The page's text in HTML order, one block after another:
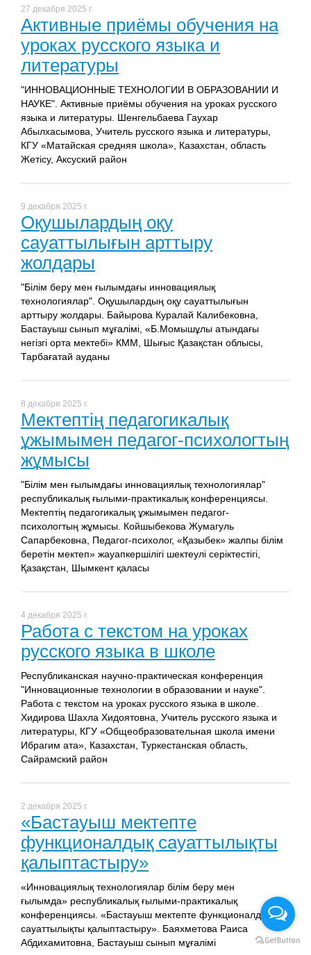
27 декабря 2025 г.
Активные приёмы обучения на
уроках русского языка и
литературы
"ИННОВАЦИОННЫЕ ТЕХНОЛОГИИ В ОБРАЗОВАНИИ И
НАУКЕ". Активные приёмы обучения на уроках русского
языка и литературы. Шенгельбаева Гаухар
Абылхасымова, Учитель русского языка и литературы,
КГУ «Матайская средняя школа», Казахстан, область
Жетісу, Аксуский район
9 декабря 2025 г.
Оқушылардың оқу
сауаттылығын арттыру
жолдары
"Білім беру мен ғылымдағы инновациялық
технологиялар". Оқушылардың оқу сауаттылығын
арттыру жолдары. Байырова Куралай Калибековна,
Бастауыш сынып мұғалімі, «Б.Момышұлы атындағы
негізгі орта мектебі» КММ, Шығыс Қазақстан облысы,
Тарбағатай ауданы
8 декабря 2025 г.
Мектептің педагогикалық
ұжымымен педагог-психологтың
жұмысы
"Білім мен ғылымдағы инновациялық технологиялар"
республикалық ғылыми-практикалық конференциясы.
Мектептің педагогикалық ұжымымен педагог-
психологтың жұмысы. Койшыбекова Жумагуль
Сапарбековна, Педагог-психолог, «Қазыбек» жалпы білім
беретін мектеп» жауапкершілігі шектеулі серіктестігі,
Қазақстан, Шымкент қаласы
4 декабря 2025 г.
Работа с текстом на уроках
русского языка в школе
Республиканская научно-практическая конференция
"Инновационные технологии в образовании и науке".
Работа с текстом на уроках русского языка в школе.
Хидирова Шахла Хидоятовна, Учитель русского языка и
литературы, КГУ «Общеобразовательная школа имени
Ибрагим ата», Казахстан, Туркестанская область,
Сайрамский район
2 декабря 2025 г.
«Бастауыш мектепте
функционалдық сауаттылықты
қалыптастыру»
«Инновациялық технологиялар білім беру мен
ғылымда» республикалық ғылыми-практикалық
конференциясы. «Бастауыш мектепте функционалдық
сауаттылықты қалыптастыру». Баяхметова Раиса
Абдихамитовна, Бастауыш сынып мұғалімі